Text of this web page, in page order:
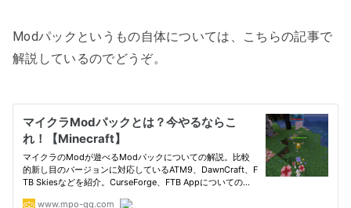
Modパックというもの自体については、こちらの記事で
解説しているのでどうぞ。